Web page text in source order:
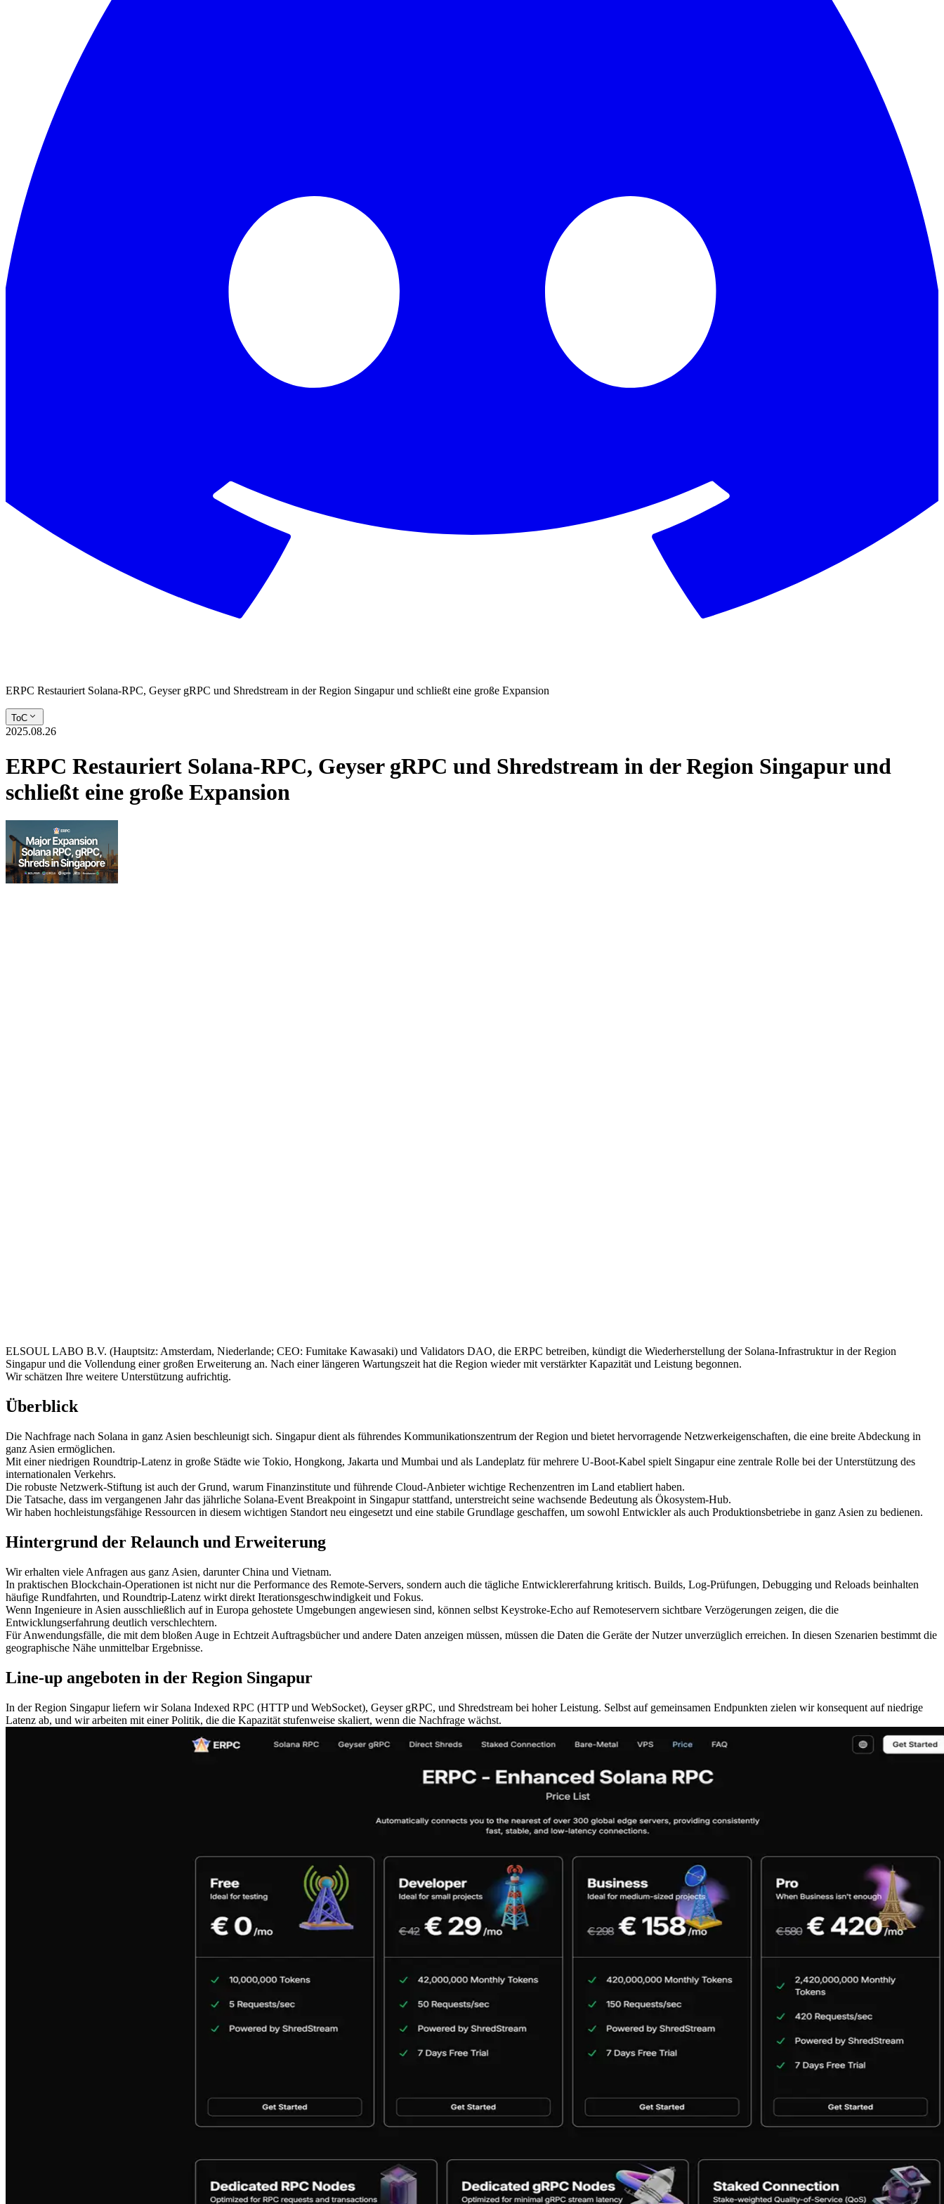
ERPC Restauriert Solana-RPC, Geyser gRPC und Shredstream in der Region Singapur und schließt eine große Expansion
ToC
2025.08.26
ERPC Restauriert Solana-RPC, Geyser gRPC und Shredstream in der Region Singapur und
schließt eine große Expansion
ELSOUL LABO B.V. (Hauptsitz: Amsterdam, Niederlande; CEO: Fumitake Kawasaki) und Validators DAO, die ERPC betreiben, kündigt die Wiederherstellung der Solana-Infrastruktur in der Region
Singapur und die Vollendung einer großen Erweiterung an. Nach einer längeren Wartungszeit hat die Region wieder mit verstärkter Kapazität und Leistung begonnen.
Wir schätzen Ihre weitere Unterstützung aufrichtig.
Überblick
Die Nachfrage nach Solana in ganz Asien beschleunigt sich. Singapur dient als führendes Kommunikationszentrum der Region und bietet hervorragende Netzwerkeigenschaften, die eine breite Abdeckung in
ganz Asien ermöglichen.
Mit einer niedrigen Roundtrip-Latenz in große Städte wie Tokio, Hongkong, Jakarta und Mumbai und als Landeplatz für mehrere U-Boot-Kabel spielt Singapur eine zentrale Rolle bei der Unterstützung des
internationalen Verkehrs.
Die robuste Netzwerk-Stiftung ist auch der Grund, warum Finanzinstitute und führende Cloud-Anbieter wichtige Rechenzentren im Land etabliert haben.
Die Tatsache, dass im vergangenen Jahr das jährliche Solana-Event Breakpoint in Singapur stattfand, unterstreicht seine wachsende Bedeutung als Ökosystem-Hub.
Wir haben hochleistungsfähige Ressourcen in diesem wichtigen Standort neu eingesetzt und eine stabile Grundlage geschaffen, um sowohl Entwickler als auch Produktionsbetriebe in ganz Asien zu bedienen.
Hintergrund der Relaunch und Erweiterung
Wir erhalten viele Anfragen aus ganz Asien, darunter China und Vietnam.
In praktischen Blockchain-Operationen ist nicht nur die Performance des Remote-Servers, sondern auch die tägliche Entwicklererfahrung kritisch. Builds, Log-Prüfungen, Debugging und Reloads beinhalten
häufige Rundfahrten, und Roundtrip-Latenz wirkt direkt Iterationsgeschwindigkeit und Fokus.
Wenn Ingenieure in Asien ausschließlich auf in Europa gehostete Umgebungen angewiesen sind, können selbst Keystroke-Echo auf Remoteservern sichtbare Verzögerungen zeigen, die die
Entwicklungserfahrung deutlich verschlechtern.
Für Anwendungsfälle, die mit dem bloßen Auge in Echtzeit Auftragsbücher und andere Daten anzeigen müssen, müssen die Daten die Geräte der Nutzer unverzüglich erreichen. In diesen Szenarien bestimmt die
geographische Nähe unmittelbar Ergebnisse.
Line-up angeboten in der Region Singapur
In der Region Singapur liefern wir Solana Indexed RPC (HTTP und WebSocket), Geyser gRPC, und Shredstream bei hoher Leistung. Selbst auf gemeinsamen Endpunkten zielen wir konsequent auf niedrige
Latenz ab, und wir arbeiten mit einer Politik, die die Kapazität stufenweise skaliert, wenn die Nachfrage wächst.